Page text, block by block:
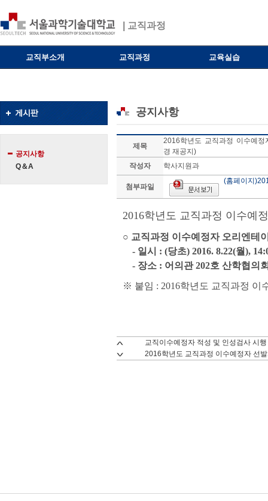
| 교직과정
교직부소개 교직과정 교육실습
공지사항
Q＆A
공지사항
제목
2016학년도 교직과정 이수예
경 재공지)
작성자
학사지원과
첨부파일
(홈페이지
2016학년도 교직과정 이수예
○ 교직과정 이수예정자 오리엔테
- 일시 : (당초) 2016. 8.22(월),
- 장소 : 어의관 202호 산학협의
※ 붙임 : 2016학년도 교직과정 이
교직이수예정자 적성 및 인성검사 시
2016학년도 교직과정 이수예정자 선